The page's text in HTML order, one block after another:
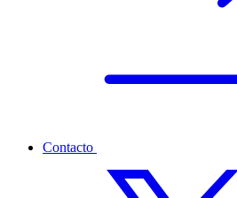
Contacto